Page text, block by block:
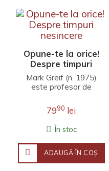
Opune-te la orice!
Despre timpuri
nesincere
Mark Greif (n. 1975)
este profesor de
Universitatea Stanford.
Fineţea observaţ..
7990 lei
În stoc
ADAUGĂ ÎN COŞ